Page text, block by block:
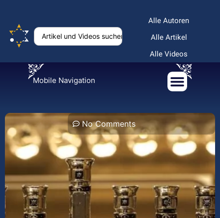
Alle Autoren
Alle Artikel
Alle Videos
Mobile Navigation
No Comments